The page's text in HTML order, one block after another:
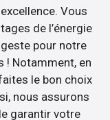
Vous
de l’énergie
pour notre
! Notamment, en
le bon choix
nous assurons
garantir votre